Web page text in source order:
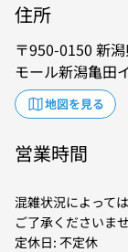
住所
950-0150 新
モール新潟亀田
地図を見る
営業時間
混雑状況によって
ご了承くださいませ
定休日: 不定休